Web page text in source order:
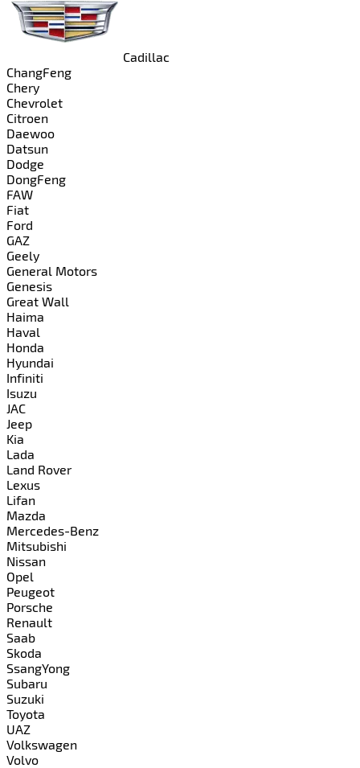
Cadillac
ChangFeng
Chery
Chevrolet
Citroen
Daewoo
Datsun
Dodge
DongFeng
FAW
Fiat
Ford
GAZ
Geely
General Motors
Genesis
Great Wall
Haima
Haval
Honda
Hyundai
Infiniti
Isuzu
JAC
Jeep
Kia
Lada
Land Rover
Lexus
Lifan
Mazda
Mercedes-Benz
Mitsubishi
Nissan
Opel
Peugeot
Porsche
Renault
Saab
Skoda
SsangYong
Subaru
Suzuki
Toyota
UAZ
Volkswagen
Volvo